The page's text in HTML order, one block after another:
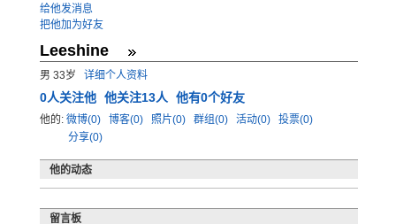
给他发消息
把他加为好友
Leeshine
男 33岁 详细个人资料
0人关注他 他关注13人 他有0个好友
他的: 微博(0) 博客(0) 照片(0) 群组(0) 活动(0)
投票(0)
分享(0)
他的动态
留言板